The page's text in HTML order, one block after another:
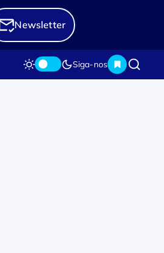
Newsletter
Siga-nos